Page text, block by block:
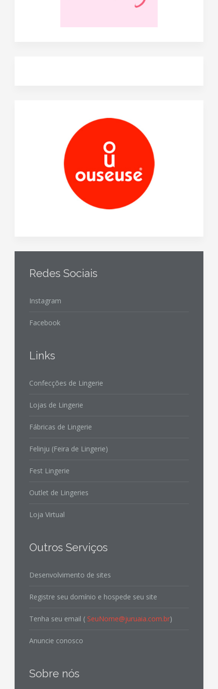
Redes Sociais
Instagram
Facebook
Links
Confecções de Lingerie
Lojas de Lingerie
Fábricas de Lingerie
Felinju (Feira de Lingerie)
Fest Lingerie
Outlet de Lingeries
Loja Virtual
Outros Serviços
Desenvolvimento de sites
Registre seu domínio e hospede seu site
Tenha seu email ( SeuNome@juruaia.com.br)
Anuncie conosco
Sobre nós